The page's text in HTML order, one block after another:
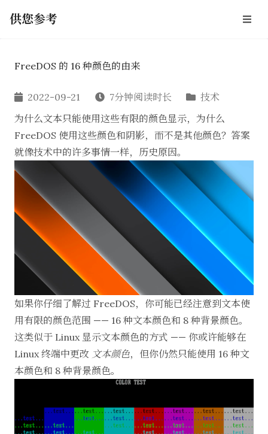
供您参考
FreeDOS 的 16 种颜色的由来
2022-09-21 7分钟阅读时长
技术
为什么文本只能使用这些有限的颜色显示，为什么
FreeDOS 使用这些颜色和阴影，而不是其他颜色？答案
就像技术中的许多事情一样，历史原因。
如果你仔细了解过 FreeDOS，你可能已经注意到文本使
用有限的颜色范围 —— 16 种文本颜色和 8 种背景颜色。
这类似于 Linux 显示文本颜色的方式 —— 你或许能够在
Linux 终端中更改 文本颜色，但你仍然只能使用 16 种文
本颜色和 8 种背景颜色。